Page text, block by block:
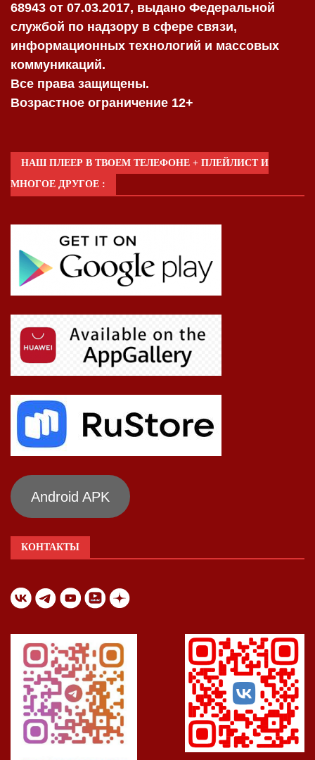
68943 от 07.03.2017, выдано Федеральной
службой по надзору в сфере связи,
информационных технологий и массовых
коммуникаций.
Все права защищены.
Возрастное ограничение 12+
НАШ ПЛЕЕР В ТВОЕМ ТЕЛЕФОНЕ + ПЛЕЙЛИСТ И
МНОГОЕ ДРУГОЕ :
Android APK
КОНТАКТЫ